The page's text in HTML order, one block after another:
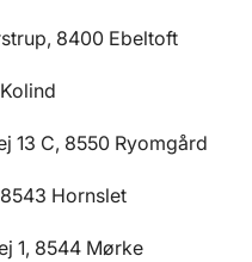
8400 Ebeltoft
13 C, 8550 Ryomgård
Hornslet
1, 8544 Mørke